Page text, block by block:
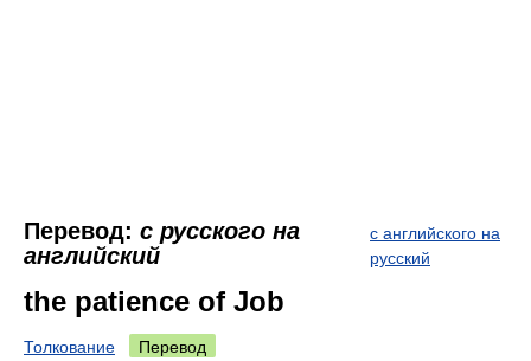
Перевод: с русского на
английский
с английского на
русский
the patience of Job
Толкование Перевод